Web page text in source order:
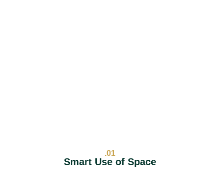
01.
Smart Use of Space